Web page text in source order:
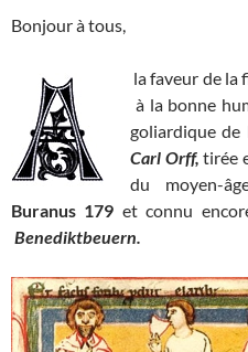
Bonjour à tous,
la faveur de la
à la bonne
goliardique
Carl Orff, tirée
du moyen-
Buranus 179 et connu
Benediktbeuern.